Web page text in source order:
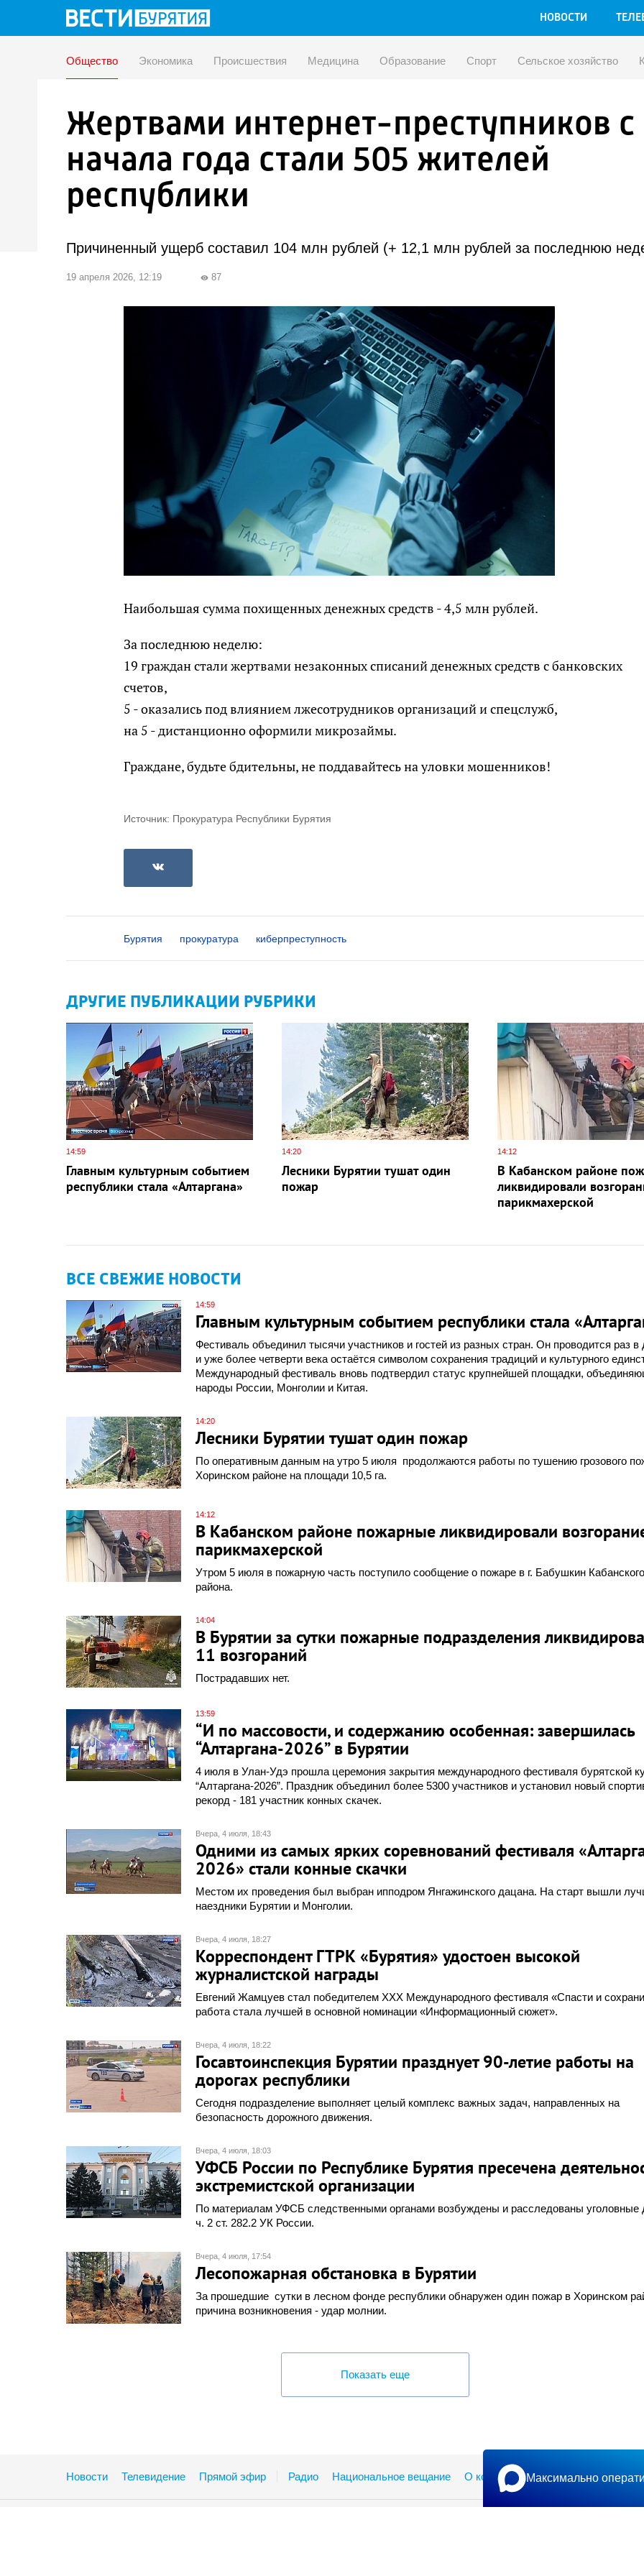
НОВОСТИ
Общество Экономика Происшествия Медицина Образование Спорт Сельское хозяйство
Жертвами интернет-преступников с
начала года стали 505 жителей
республики
Причиненный ущерб составил 104 млн рублей (+ 12,1 млн рублей за последнюю
19 апреля 2026, 12:19 visibility 87
Наибольшая сумма похищенных денежных средств - 4,5 млн рублей.
За последнюю неделю:
19 граждан стали жертвами незаконных списаний денежных средств с банковских
счетов,
5 - оказались под влиянием лжесотрудников организаций и спецслужб,
на 5 - дистанционно оформили микрозаймы.
Граждане, будьте бдительны, не поддавайтесь на уловки мошенников!
Источник: Прокуратура Республики Бурятия
Бурятия прокуратура киберпреступность
ДРУГИЕ ПУБЛИКАЦИИ РУБРИКИ
14:59
Главным культурным событием
республики стала «Алтаргана»
14:20
Лесники Бурятии тушат один
пожар
14:12
В Кабанском районе
ликвидировали
парикмахерской
ВСЕ СВЕЖИЕ НОВОСТИ
14:59
Главным культурным событием республики стала
Фестиваль объединил тысячи участников и гостей из разных стран. Он проводится раз в
и уже более четверти века остаётся символом сохранения традиций и культурного
Международный фестиваль вновь подтвердил статус крупнейшей площадки,
народы России, Монголии и Китая.
14:20
Лесники Бурятии тушат один пожар
По оперативным данным на утро 5 июля продолжаются работы по тушению грозового
Хоринском районе на площади 10,5 га.
14:12
В Кабанском районе пожарные ликвидировали
парикмахерской
Утром 5 июля в пожарную часть поступило сообщение о пожаре в г. Бабушкин Кабанского
района.
14:04
В Бурятии за сутки пожарные подразделения
11 возгораний
Пострадавших нет.
13:59
“И по массовости, и содержанию особенная: завершилась
“Алтаргана-2026” в Бурятии
4 июля в Улан-Удэ прошла церемония закрытия международного фестиваля бурятской
“Алтаргана-2026”. Праздник объединил более 5300 участников и установил новый
рекорд - 181 участник конных скачек.
Вчера, 4 июля, 18:43
Одними из самых ярких соревнований фестиваля
2026» стали конные скачки
Местом их проведения был выбран ипподром Янгажинского дацана. На старт вышли
наездники Бурятии и Монголии.
Вчера, 4 июля, 18:27
Корреспондент ГТРК «Бурятия» удостоен высокой
журналистской награды
Евгений Жамцуев стал победителем XXX Международного фестиваля «Спасти и
работа стала лучшей в основной номинации «Информационный сюжет».
Вчера, 4 июля, 18:22
Госавтоинспекция Бурятии празднует 90-летие работы на
дорогах республики
Сегодня подразделение выполняет целый комплекс важных задач, направленных на
безопасность дорожного движения.
Вчера, 4 июля, 18:03
УФСБ России по Республике Бурятия пресечена
экстремистской организации
По материалам УФСБ следственными органами возбуждены и расследованы уголовные
ч. 2 ст. 282.2 УК России.
Вчера, 4 июля, 17:54
Лесопожарная обстановка в Бурятии
За прошедшие сутки в лесном фонде республики обнаружен один пожар в Хоринском
причина возникновения - удар молнии.
Показать еще
Новости Телевидение Прямой эфир Радио Национальное вещание О компании Реклама Обратная
Максимально